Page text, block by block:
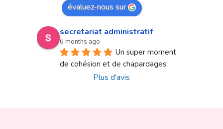
évaluez-nous sur
secretariat administratif
6 months ago
Un super moment
de cohésion et de chapardages.
Plus d'avis